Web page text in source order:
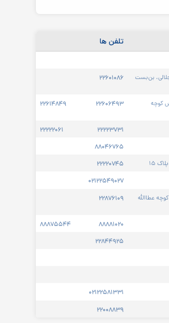
تلفن ها
خیابان شریعتی، خیابان یخچال، خیابان کی‌نژاد، خیابان اسلامیه غربی، خیابان جلالی، بن‌بست
۲۲۶۰۱۰۸۶
برادران عطاری‌مقدم، نبش کوچه
۲۲۶۰۶۴۹۳ ۲۲۶۱۴۸۴۹
۲۲۲۲۳۷۳۱ ۲۲۲۲۲۰۶۱
۸۸۰۴۶۷۶۵
۱۵
۲۲۲۲۰۷۴۵
۰۲۱۲۲۵۴۹۰۲۷
عطاالله
۲۲۸۷۶۱۰۹
۸۸۸۸۱۰۲۰ ۸۸۸۷۵۵۴۴
۲۲۸۴۴۹۲۵
۰۲۱۲۲۵۸۱۳۳۱
۲۲۰۰۸۸۳۹